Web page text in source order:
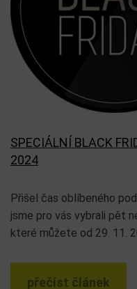
SPECIÁLNÍ BLACK
2024
Přišel čas oblíbeného
jsme pro vás vybrali pět
které můžete od 29. 11.
přečíst článek